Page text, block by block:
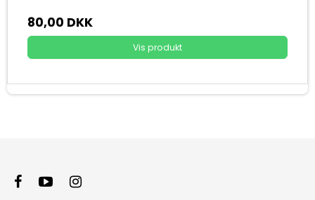
80,00 DKK
Vis produkt